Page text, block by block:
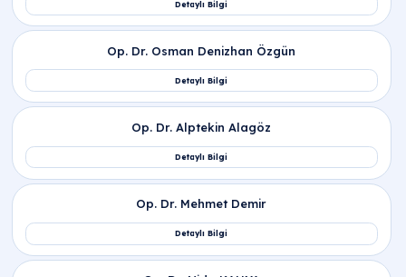
Hsg Çekiminin Faydaları Nelerdir ve Neyi
Teşhis Eder?
Hsg Sonrası Hamile Kalma Şansı Artar Mı?
Hsg Öncesi Hazırlık Sürecinde Nelere Dikkat
Hsg Sonrası Yan Etkiler Nelerdir ve Ne Zaman
Geçer?
Rahim Filmi Sonuçları Ne Zaman Çıkar?